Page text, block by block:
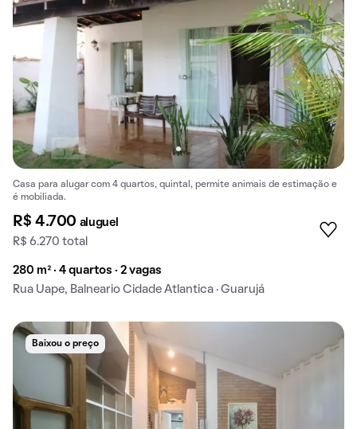
Casa para alugar com 4 quartos, quintal, permite animais de estimação e
é mobiliada.
R$ 4.700 aluguel
R$ 6.270 total
280 m² · 4 quartos · 2 vagas
Rua Uape, Balneario Cidade Atlantica · Guarujá
Baixou o preço